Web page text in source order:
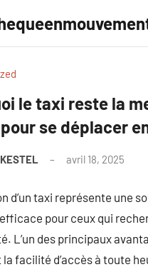
le taxi reste la
se déplacer
avril 18, 2025
d’un taxi représente une
pour ceux qui
L’un des principaux
la facilité d’accès à toute